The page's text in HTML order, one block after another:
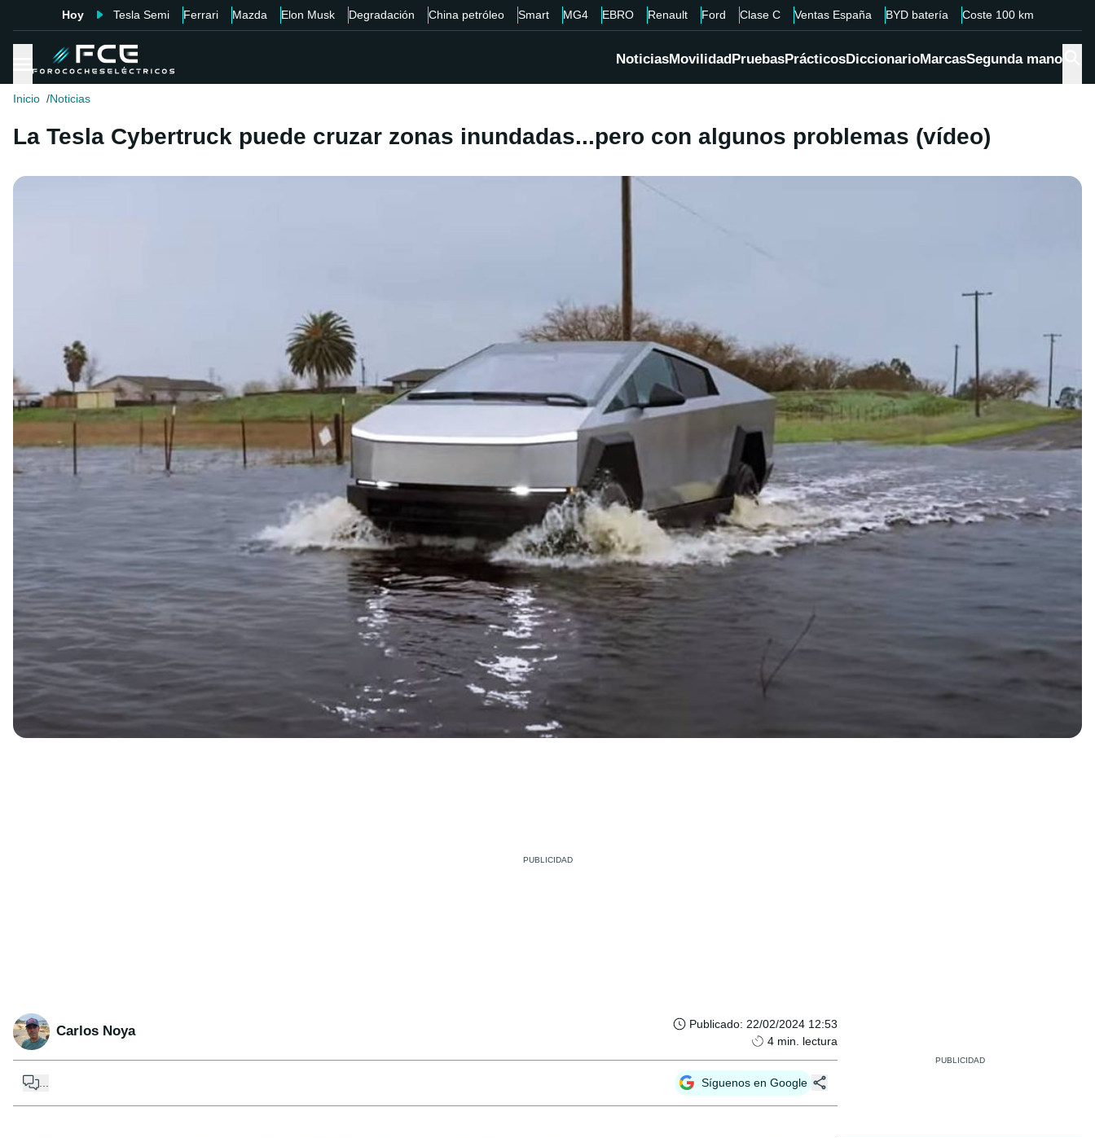
Hoy Tesla Semi Ferrari Mazda Elon Musk Degradación China petróleo Smart MG4 EBRO Renault Ford Clase C Ventas España BYD batería Coste 100 km
NoticiasMovilidadPruebasPrácticosDiccionarioMarcasSegunda mano
Inicio Noticias
La Tesla Cybertruck puede cruzar zonas inundadas...pero con algunos problemas (vídeo)
Carlos Noya Publicado: 22/02/2024 12:53
4 min. lectura
Síguenos en Google